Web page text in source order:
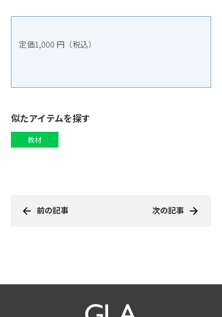
定価1,000 円（税込）
似たアイテムを探す
教材
前の記事 次の記事